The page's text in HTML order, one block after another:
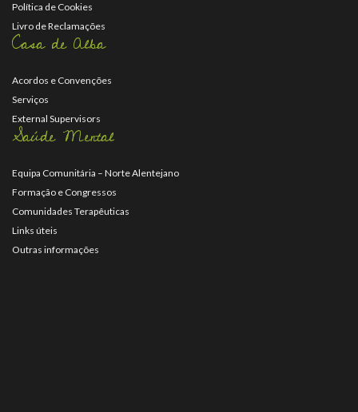
Política de Cookies
Livro de Reclamações
Casa de Alba
Acordos e Convenções
Serviços
External Supervisors
Saúde Mental
Equipa Comunitária – Norte Alentejano
Formação e Congressos
Comunidades Terapêuticas
Links úteis
Outras informações